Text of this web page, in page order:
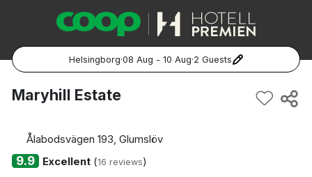
Helsingborg·08 Aug - 10 Aug·2 Guests
Popular Destinations:
Maryhill Estate
Ålabodsvägen 193, Glumslöv
9.9 Excellent(16 reviews)